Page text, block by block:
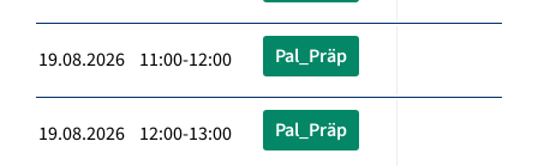
19.08.2026 11:00-12:00 Pal_Präp
19.08.2026 12:00-13:00 Pal_Präp